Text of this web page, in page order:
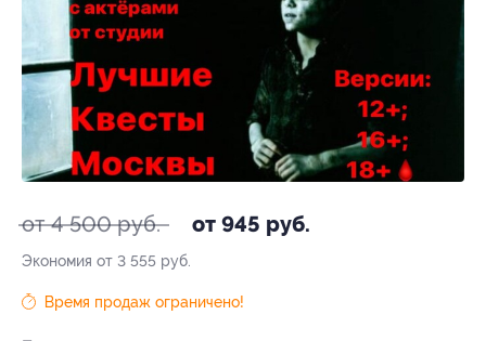
от 4 500 руб. от 945 руб.
Экономия от 3 555 руб.
Время продаж ограничено!